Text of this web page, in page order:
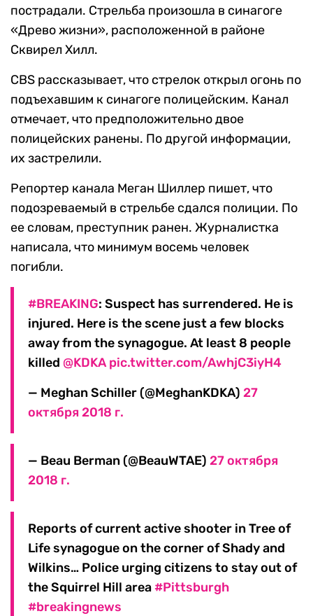
пострадали. Стрельба произошла в синагоге
«Древо жизни», расположенной в районе
Сквирел Хилл.
CBS рассказывает, что стрелок открыл огонь по
подъехавшим к синагоге полицейским. Канал
отмечает, что предположительно двое
полицейских ранены. По другой информации,
их застрелили.
Репортер канала Меган Шиллер пишет, что
подозреваемый в стрельбе сдался полиции. По
ее словам, преступник ранен. Журналистка
написала, что минимум восемь человек
погибли.
#BREAKING: Suspect has surrendered. He is
injured. Here is the scene just a few blocks
away from the synagogue. At least 8 people
killed @KDKA pic.twitter.com/AwhjC3iyH4
— Meghan Schiller (@MeghanKDKA) 27
октября 2018 г.
— Beau Berman (@BeauWTAE) 27 октября
2018 г.
Reports of current active shooter in Tree of
Life synagogue on the corner of Shady and
Wilkins… Police urging citizens to stay out of
the Squirrel Hill area#Pittsburgh
#breakingnews